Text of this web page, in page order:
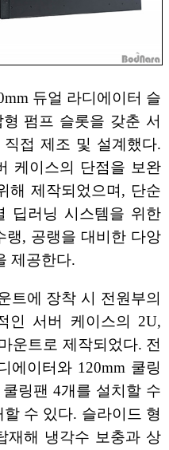
듀얼 라디에이터 슬
펌프 슬롯을 갖춘 서
접 제조 및 설계했다.
케이스의 단점을 보완
해 제작되었으며, 단순
딥러닝 시스템을 위한
랭, 공랭을 대비한 다앙
제공한다.
트에 장착 시 전원부의
인 서버 케이스의 2U,
운트로 제작되었다. 전
에이터와 120mm 쿨링
링팬 4개를 설치할 수
수 있다. 슬라이드 형
재해 냉각수 보충과 상